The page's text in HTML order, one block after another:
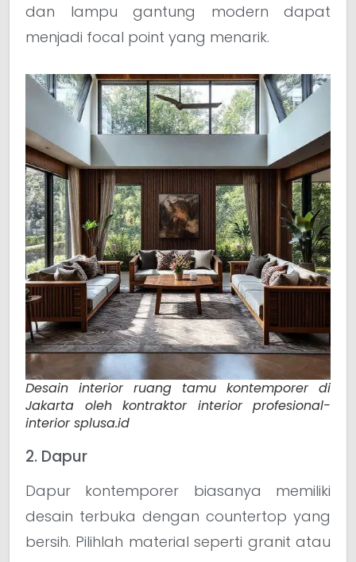
dan lampu gantung modern dapat
menjadi focal point yang menarik.
Desain interior ruang tamu kontemporer di
Jakarta oleh kontraktor interior profesional-
interior splusa.id
2. Dapur
Dapur kontemporer biasanya memiliki
desain terbuka dengan countertop yang
bersih. Pilihlah material seperti granit atau